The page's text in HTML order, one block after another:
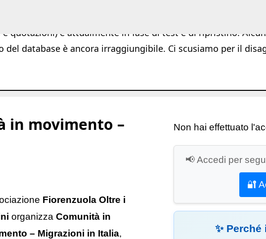
e quotazioni) è attualmente in fase di test e di ripristino.
database è ancora irraggiungibile. Ci scusiamo per il
in movimento –
Fiorenzuola Oltre i
organizza Comunità in
– Migrazioni in Italia,
Non hai effettuato
📢 Accedi per
🔐
✨